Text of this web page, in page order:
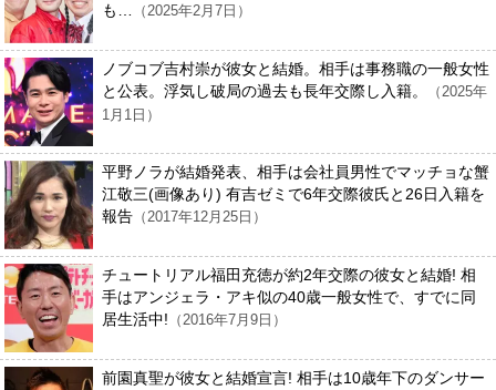
も…
（2025年2月7日）
ノブコブ吉村崇が彼女と結婚。相手は事務職の一般女性
と公表。浮気し破局の過去も長年交際し入籍。
（2025年
1月1日）
平野ノラが結婚発表、相手は会社員男性でマッチョな蟹
江敬三(画像あり) 有吉ゼミで6年交際彼氏と26日入籍を
報告 （2017年12月25日）
チュートリアル福田充徳が約2年交際の彼女と結婚! 相
手はアンジェラ・アキ似の40歳一般女性で、すでに同
居生活中! （2016年7月9日）
前園真聖が彼女と結婚宣言! 相手は10歳年下のダンサー